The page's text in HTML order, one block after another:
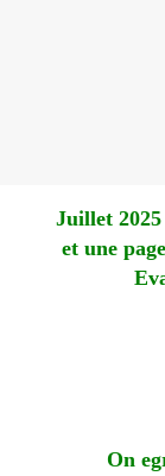
Juillet 2025
et une
On